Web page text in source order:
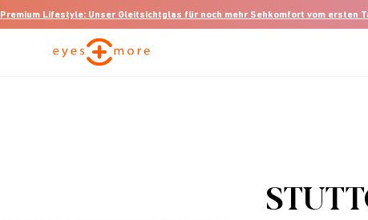
Premium Lifestyle: Unser Gleitsichtglas für noch mehr Sehkomfort vom ersten